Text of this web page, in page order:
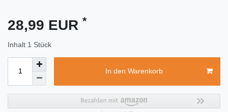
28,99 EUR *
Inhalt 1 Stück
In den Warenkorb